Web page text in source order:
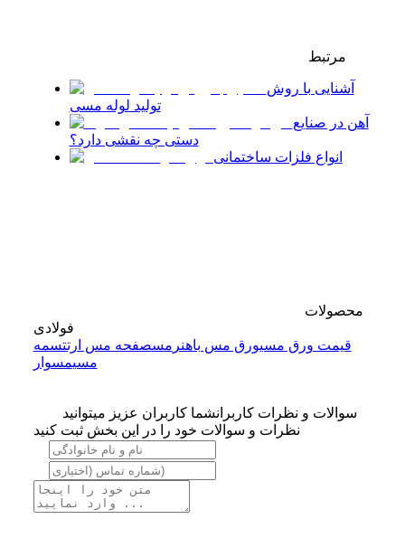
مرتبط
آشنایی با روش
تولید لوله مسی
آهن در صنایع
دستی چه نقشی دارد؟
انواع فلزات ساختمانی
محصولات
فولادی
قیمت ورق مسیورق مس باهنر مسصفحه مس ارتتسمه
مسیمسوار
سوالات و نظرات کاربرانشما کاربران عزیز میتوانید
نظرات و سوالات خود را در این بخش ثبت کنید